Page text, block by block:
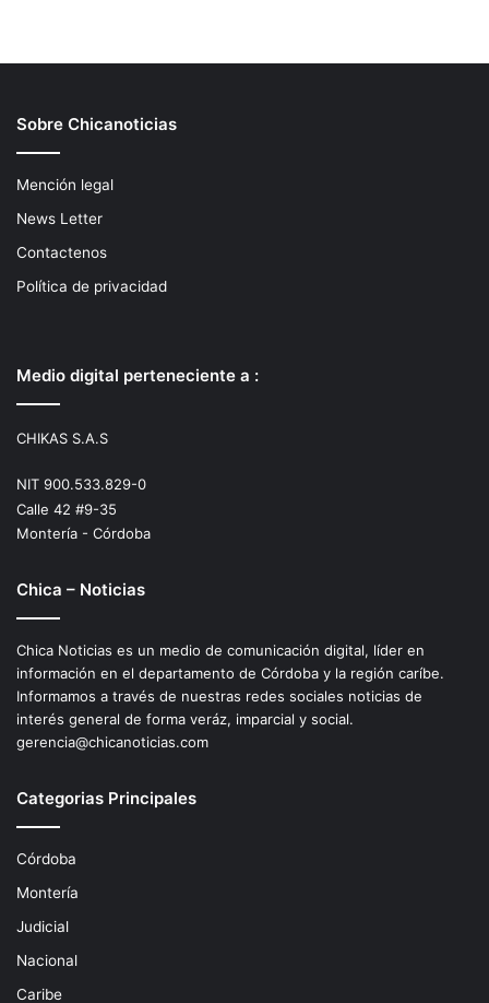
Sobre Chicanoticias
Mención legal
News Letter
Contactenos
Política de privacidad
Medio digital perteneciente a :
CHIKAS S.A.S
NIT 900.533.829-0
Calle 42 #9-35
Montería - Córdoba
Chica – Noticias
Chica Noticias es un medio de comunicación digital, líder en
información en el departamento de Córdoba y la región caríbe.
Informamos a través de nuestras redes sociales noticias de
interés general de forma veráz, imparcial y social.
gerencia@chicanoticias.com
Categorias Principales
Córdoba
Montería
Judicial
Nacional
Caribe